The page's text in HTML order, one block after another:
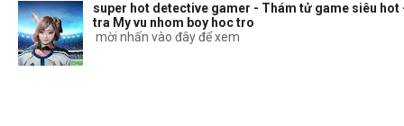
super hot detective gamer - Thám tử game siêu hot
tra My vu nhom boy hoc tro
mời nhấn vào đây để xem